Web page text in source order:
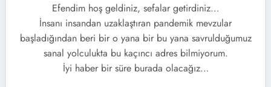
Efendim hoş geldiniz, sefalar getirdiniz…
İnsanı insandan uzaklaştıran pandemik mevzular
başladığından beri bir o yana bir bu yana savrulduğumuz
sanal yolculukta bu kaçıncı adres bilmiyorum.
İyi haber bir süre burada olacağız…